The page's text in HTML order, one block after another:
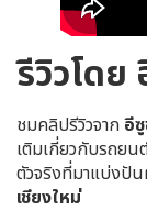
รีวิวโดย
ชมคลิปรีวิวจาก อี
เติมเกี่ยวกับรถยน
ตัวจริงที่มาแบ่งปั
เชียงใหม่